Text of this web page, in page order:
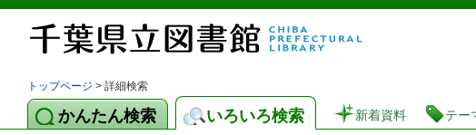
図書
トップページ > 詳細検索
かんたん検索 いろいろ検索 新着資料 テー